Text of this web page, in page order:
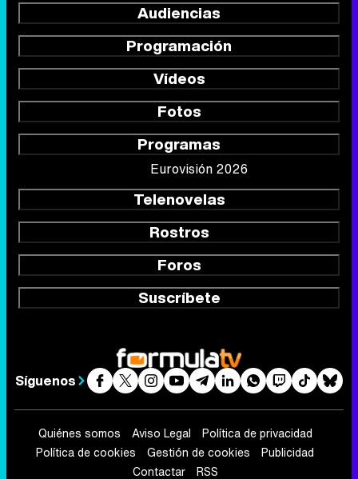
Audiencias
Programación
Vídeos
Fotos
Programas
Eurovisión 2026
Telenovelas
Rostros
Foros
Suscríbete
Síguenos
Quiénes somos Aviso Legal
Política de privacidad
Política de cookies
Gestión de cookies
Publicidad
Contactar
RSS